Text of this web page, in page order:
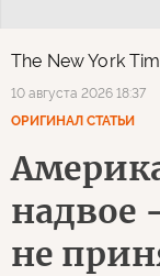
The New York
10 августа 2026 18:37
ОРИГИНАЛ СТАТЬИ
надвое
не